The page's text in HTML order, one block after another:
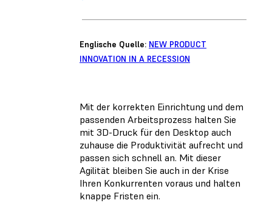
Englische Quelle: NEW PRODUCT
INNOVATION IN A RECESSION
Mit der korrekten Einrichtung und dem
passenden Arbeitsprozess halten Sie
mit 3D-Druck für den Desktop auch
zuhause die Produktivität aufrecht und
passen sich schnell an. Mit dieser
Agilität bleiben Sie auch in der Krise
Ihren Konkurrenten voraus und halten
knappe Fristen ein.